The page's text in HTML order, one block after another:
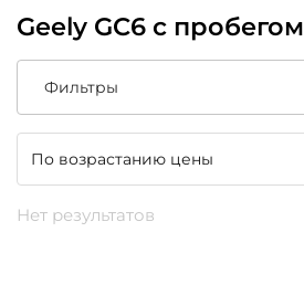
Geely GC6 с пробегом
Фильтры
Нет результатов